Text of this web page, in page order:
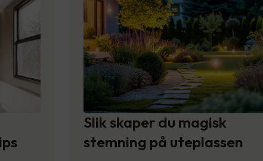
Slik skaper du magisk
stemning på uteplassen